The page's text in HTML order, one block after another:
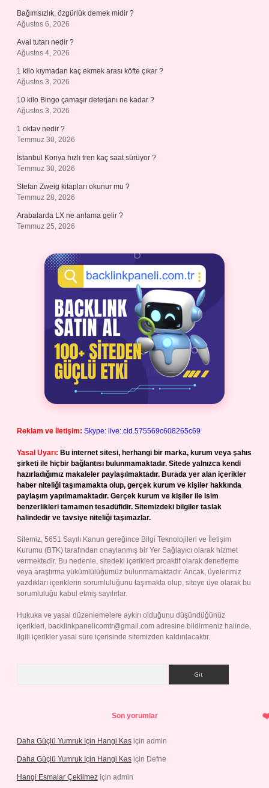
Bağımsızlık, özgürlük demek midir ?
Ağustos 6, 2026
Aval tutarı nedir ?
Ağustos 4, 2026
1 kilo kıymadan kaç ekmek arası köfte çıkar ?
Ağustos 3, 2026
10 kilo Bingo çamaşır deterjanı ne kadar ?
Ağustos 3, 2026
1 oktav nedir ?
Temmuz 30, 2026
İstanbul Konya hızlı tren kaç saat sürüyor ?
Temmuz 30, 2026
Stefan Zweig kitapları okunur mu ?
Temmuz 28, 2026
Arabalarda LX ne anlama gelir ?
Temmuz 25, 2026
Reklam ve İletişim: Skype: live:.cid.575569c608265c69
Yasal Uyarı: Bu internet sitesi, herhangi bir marka, kurum veya şahıs
şirketi ile hiçbir bağlantısı bulunmamaktadır. Sitede yalnızca kendi
hazırladığımız makaleler paylaşılmaktadır. Burada yer alan içerikler
haber niteliği taşımamakta olup, gerçek kurum ve kişiler hakkında
paylaşım yapılmamaktadır. Gerçek kurum ve kişiler ile isim
benzerlikleri tamamen tesadüfidir. Sitemizdeki bilgiler taslak
halindedir ve tavsiye niteliği taşımazlar.
Sitemiz, 5651 Sayılı Kanun gereğince Bilgi Teknolojileri ve İletişim
Kurumu (BTK) tarafından onaylanmış bir Yer Sağlayıcı olarak hizmet
vermektedir. Bu nedenle, sitedeki içerikleri proaktif olarak denetleme
veya araştırma yükümlülüğümüz bulunmamaktadır. Ancak, üyelerimiz
yazdıkları içeriklerin sorumluluğunu taşımakta olup, siteye üye olarak bu
sorumluluğu kabul etmiş sayılırlar.
Hukuka ve yasal düzenlemelere aykırı olduğunu düşündüğünüz
içerikleri, backlinkpanelicomtr@gmail.com adresine bildirmeniz halinde,
ilgili içerikler yasal süre içerisinde sitemizden kaldırılacaktır.
Son yorumlar
Daha Güçlü Yumruk Için Hangi Kas için admin
Daha Güçlü Yumruk Için Hangi Kas için Defne
Hangi Esmalar Çekilmez için admin